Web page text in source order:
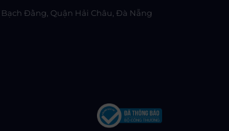
Đằng, Quận Hải Châu, Đà Nẵng